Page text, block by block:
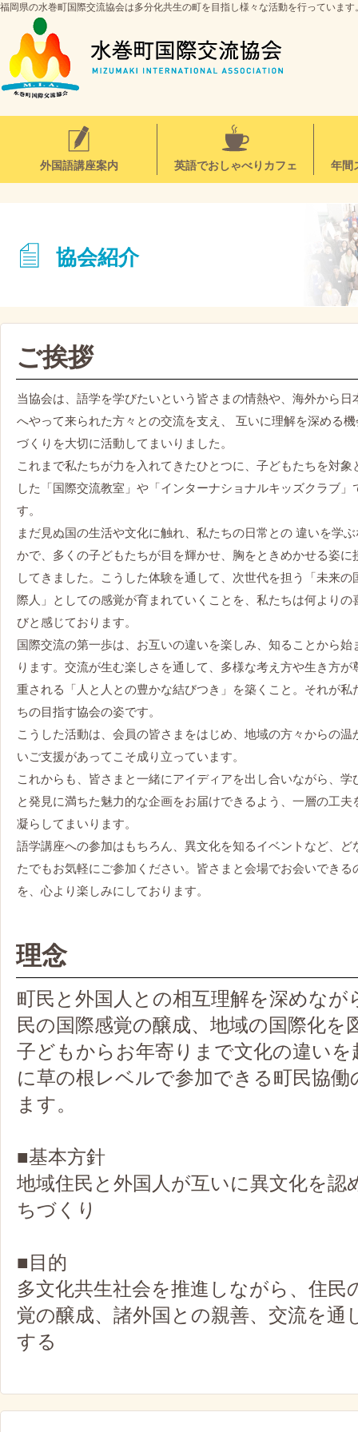
福岡県の水巻町国際交流協会は多分化共生の町を目指し様々な活動を行っています
外国語講座案内 英語でおしゃべりカフェ 年間
協会紹介
ご挨拶
当協会は、語学を学びたいという皆さまの情熱や、海外から日
へやって来られた方々との交流を支え、 互いに理解を深める機
づくりを大切に活動してまいりました。
これまで私たちが力を入れてきたひとつに、子どもたちを対象
した「国際交流教室」や「インターナショナルキッズクラブ」
す。
まだ見ぬ国の生活や文化に触れ、私たちの日常との 違いを学ぶ
かで、多くの子どもたちが目を輝かせ、胸をときめかせる姿に
してきました。こうした体験を通して、次世代を担う「未来の
際人」としての感覚が育まれていくことを、私たちは何よりの
びと感じております。
国際交流の第一歩は、お互いの違いを楽しみ、知ることから始
ります。交流が生む楽しさを通して、多様な考え方や生き方が
重される「人と人との豊かな結びつき」を築くこと。それが私
ちの目指す協会の姿です。
こうした活動は、会員の皆さまをはじめ、地域の方々からの温
いご支援があってこそ成り立っています。
これからも、皆さまと一緒にアイディアを出し合いながら、学
と発見に満ちた魅力的な企画をお届けできるよう、一層の工夫
凝らしてまいります。
語学講座への参加はもちろん、異文化を知るイベントなど、ど
たでもお気軽にご参加ください。皆さまと会場でお会いできる
を、心より楽しみにしております。
理念
町民と外国人との相互理解を深めなが
民の国際感覚の醸成、地域の国際化を
子どもからお年寄りまで文化の違いを
に草の根レベルで参加できる町民協
ます。
■基本方針
地域住民と外国人が互いに異文化を認
ちづくり
■目的
多文化共生社会を推進しながら、住民
覚の醸成、諸外国との親善、交流を通
する